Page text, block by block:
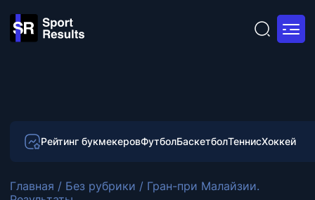
Рейтинг букмекеровФутболБаскетболТеннисХоккей
Главная / Без рубрики / Гран-при Малайзии.